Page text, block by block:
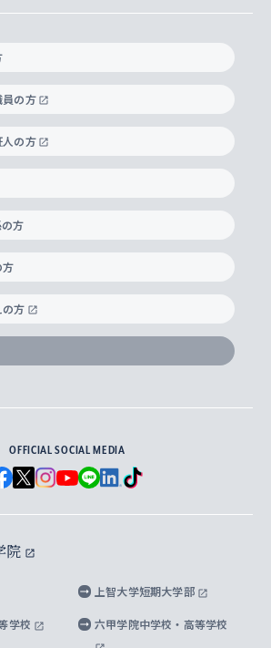
バル学部
部
– 持続可能な未来を考える６学科連携
人間学
エンス
究センター
ローバル教育
教育センター
学ぶ
ト
研究科
学研究科
科
・スタディーズ研究科
報研究所
・コンサーン研究所
究所
研究所
研究所
カナダ研究所
ジャーナリズム研究所
研究センター
構造材料イノベーションセンター
究・自由課題研究
する法令・研究費の使用について
ログラム
ア活動
学びのコミュニティ
口
相談
ト防止の取り組み
る学生への支援
サポート
成支援プログラム
先）・進路統計
ご担当者様へのご案内
ート
人特別研究生・国費留学生
外大学から上智大学で学ぶ)
ー生
term Program受講生
に出願する奨学金
等教育の修学支援新制度
象の奨学金
る際の費用と奨学金
メッセージ
長紹介
神
理念
沿革
アーカイブズ
カトリック
ンゲージメント
訪れた世界の知性
・アフリカWeeks
ティ＆サステナビリティへの取り組み
ソーシャルメディア
学院について
智大学
ットワーク
証人とのネットワーク
ットワーク
版物
大学案内・大学院案内
SOPHIA magazine
ジュアル・アイデンティティ
ジュアル・アイデンティティ
歌 ・上智大学学生歌
取材・キャンパスでの撮影について
開情報
教育研究活動等の情報公表
内
の方
の方
方
方
方
OFFICIAL SOCIAL MEDIA
院
上智大学短期大学部
学校 六甲学院中学校・高等学校